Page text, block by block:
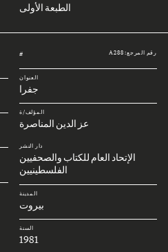
الطبعة الأولى
رقم المرجع: A288 #
العنوان
جفرا
المؤلف/ة
عز الدين المناصرة
دار النشر
الإتحاد العام للكتاب والصحفيين
الفلسطينيين
المدينة
بيروت
السنة
1981